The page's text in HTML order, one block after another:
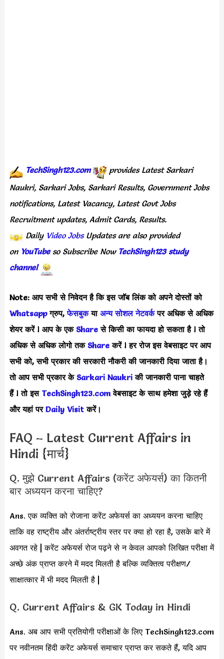
TechSingh123.com
provides Latest Sarkari
Naukri, Sarkari Jobs, Sarkari Results, Government Jobs
notifications, Latest Vacancy, Latest Govt Jobs
Recruitment updates, Admit Cards, Results.
Daily Video JobsUpdates are also provided
on YouTubeso Subscribe Now TechSingh123 study
channel
Note: आप सभी से निवेदन है कि इस जॉब लिंक को अपने दोस्तों को
Whatsappग्रुप,फेसबुकया अन्य सोशल नेटवर्कपर अधिक से अधिक
शेयर करेंl आप के एक Shareसे किसी का फायदा हो सकता है l तो
अधिक से अधिक लोगो तकShareकरें lहर रोज इस वेबसाइट पर आप
सभी को, सभी प्रकार की सरकारी नौकरी की जानकारी दिया जाता है।
तो आप सभी प्रकार केSarkari Naukriकी जानकारी पाना चाहते
हैं lतो इस TechSingh123.comवेबसाइट के साथ हमेशा जुड़े रहे हैं
और यहां पर Daily Visitकरें।
FAQ – Latest Current Affairs in
Hindi {मार्च}
Q. मुझे Current Affairs (करेंट अफेयर्स) का कितनी
बार अध्ययन करना चाहिए?
Ans. एक व्यक्ति को रोजाना करेंट अफेयर्स का अध्ययन करना चाहिए
ताकि वह राष्ट्रीय और अंतर्राष्ट्रीय स्तर पर क्या हो रहा है, उसके बारे में
अवगत रहे | करेंट अफेयर्स रोज पढ़ने से न केवल आपको लिखित परीक्षा में
अच्छे अंक प्राप्त करने में मदद मिलती है बल्कि व्यक्तित्व परीक्षण/
साक्षात्कार में भी मदद मिलती है |
Q. Current Affairs & GK Today in Hindi
Ans. अब आप सभी प्रतियोगी परीक्षाओं के लिए TechSingh123.com
पर नवीनतम हिंदी करेंट अफेयर्स समाचार प्राप्त कर सकते हैं, यदि आप